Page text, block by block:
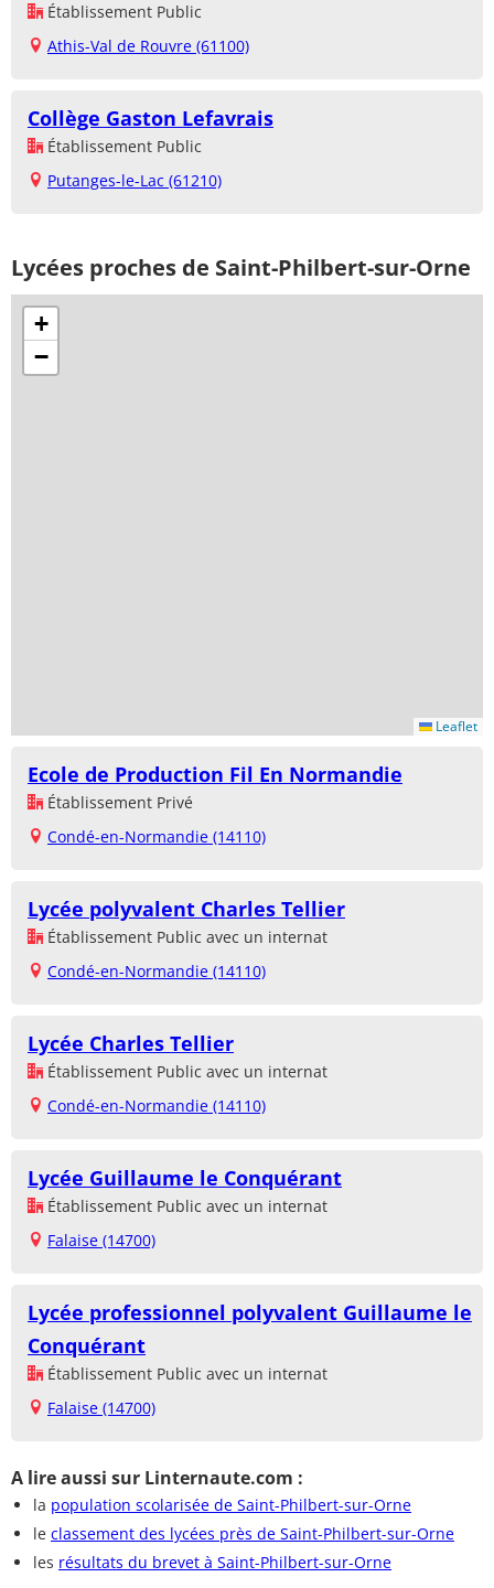
Établissement Public
Athis-Val de Rouvre (61100)
Collège Gaston Lefavrais
Établissement Public
Putanges-le-Lac (61210)
Lycées proches de Saint-Philbert-sur-Orne
+
−
Leaflet
Ecole de Production Fil En Normandie
Établissement Privé
Condé-en-Normandie (14110)
Lycée polyvalent Charles Tellier
Établissement Public avec un internat
Condé-en-Normandie (14110)
Lycée Charles Tellier
Établissement Public avec un internat
Condé-en-Normandie (14110)
Lycée Guillaume le Conquérant
Établissement Public avec un internat
Falaise (14700)
Lycée professionnel polyvalent Guillaume le
Conquérant
Établissement Public avec un internat
Falaise (14700)
A lire aussi sur Linternaute.com :
la population scolarisée de Saint-Philbert-sur-Orne
le classement des lycées près de Saint-Philbert-sur-Orne
les résultats du brevet à Saint-Philbert-sur-Orne